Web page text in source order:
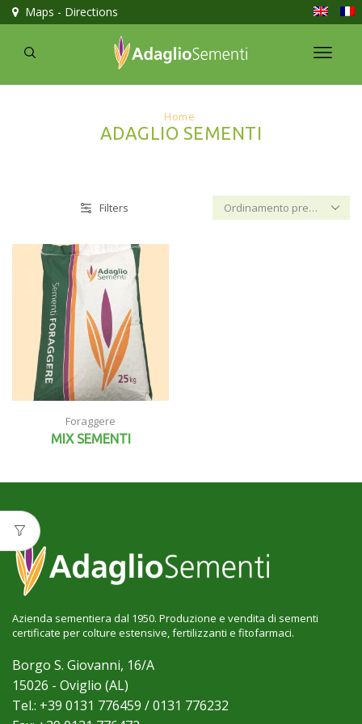
Maps - Directions
Home
ADAGLIO SEMENTI
Filters
Foraggere
MIX SEMENTI
Azienda sementiera dal 1950. Produzione e vendita di sementi
certificate per colture estensive, fertilizzanti e fitofarmaci.
Borgo S. Giovanni, 16/A
15026 - Oviglio (AL)
Tel.: +39 0131 776459 / 0131 776232